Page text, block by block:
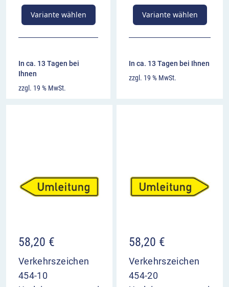
Variante wählen
In ca. 13 Tagen bei
Ihnen
zzgl. 19 % MwSt.
Variante wählen
In ca. 13 Tagen bei Ihnen
zzgl. 19 % MwSt.
58,20 €
Verkehrszeichen
454-10
58,20 €
Verkehrszeichen
454-20